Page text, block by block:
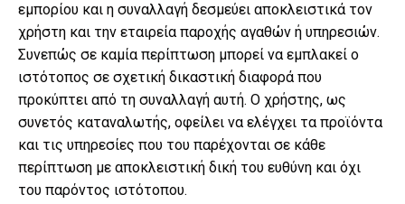
εμπορίου και η συναλλαγή δεσμεύει αποκλειστικά τον
χρήστη και την εταιρεία παροχής αγαθών ή υπηρεσιών.
Συνεπώς σε καμία περίπτωση μπορεί να εμπλακεί ο
ιστότοπος σε σχετική δικαστική διαφορά που
προκύπτει από τη συναλλαγή αυτή. Ο χρήστης, ως
συνετός καταναλωτής, οφείλει να ελέγχει τα προϊόντα
και τις υπηρεσίες που του παρέχονται σε κάθε
περίπτωση με αποκλειστική δική του ευθύνη και όχι
του παρόντος ιστότοπου.